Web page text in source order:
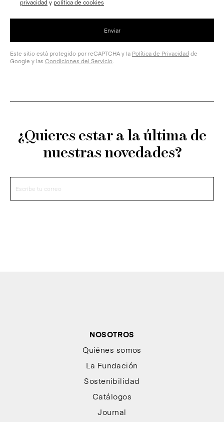
privacidad y política de cookies
Este sitio está protegido por reCAPTCHA y la Política de Privacidad de
Google y las Condiciones del Servicio.
¿Quieres estar a la última de
nuestras novedades?
NOSOTROS
Quiénes somos
La Fundación
Sostenibilidad
Catálogos
Journal